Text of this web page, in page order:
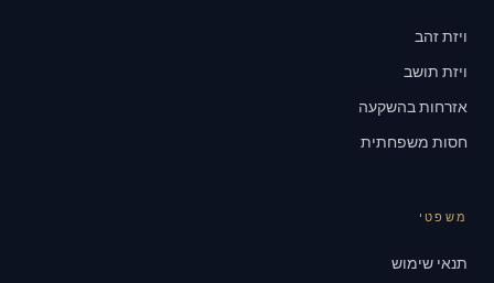
ויזת זהב
ויזת תושב
אזרחות בהשקעה
חסות משפחתית
משפטי
תנאי שימוש